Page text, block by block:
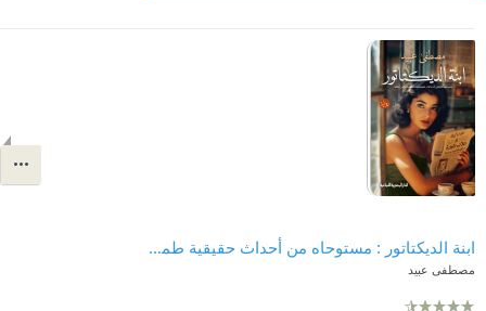
ابنة الديكتاتور : مستوحاه من أحداث حقيقية طمست عن عمد
مصطفى عبيد